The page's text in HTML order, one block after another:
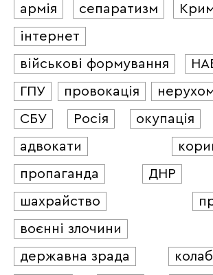
армія
сепаратизм
інтернет
військові формування
ГПУ
провокація
СБУ
Росія окупація
адвокати
пропаганда
ДНР
шахрайство
воєнні злочини
державна зрада